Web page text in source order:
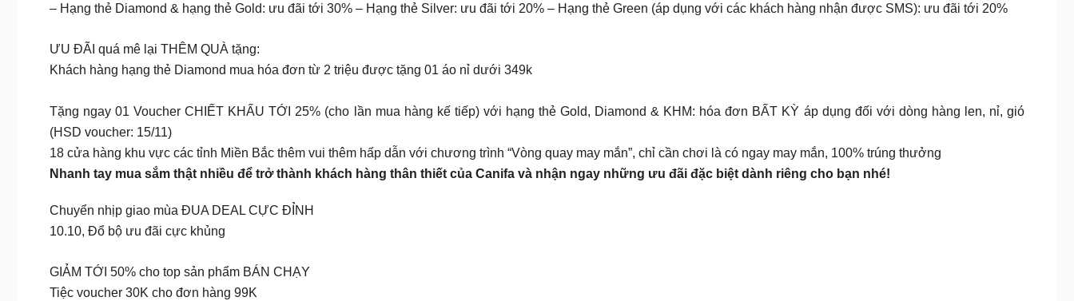
– Hạng thẻ Diamond & hạng thẻ Gold: ưu đãi tới 30% – Hạng thẻ Silver: ưu đãi tới 20% – Hạng thẻ Green (áp dụng với các khách hàng nhận được SMS): ưu đãi tới 20%
ƯU ĐÃI quá mê lại THÊM QUÀ tặng:
Khách hàng hạng thẻ Diamond mua hóa đơn từ 2 triệu được tặng 01 áo nỉ dưới 349k
Tặng ngay 01 Voucher CHIẾT KHẤU TỚI 25% (cho lần mua hàng kế tiếp) với hạng thẻ Gold, Diamond & KHM: hóa đơn BẤT KỲ áp dụng đối với dòng hàng len, nỉ, gió
(HSD voucher: 15/11)
18 cửa hàng khu vực các tỉnh Miền Bắc thêm vui thêm hấp dẫn với chương trình “Vòng quay may mắn”, chỉ cần chơi là có ngay may mắn, 100% trúng thưởng
Nhanh tay mua sắm thật nhiều để trở thành khách hàng thân thiết của Canifa và nhận ngay những ưu đãi đặc biệt dành riêng cho bạn nhé!
Chuyển nhịp giao mùa ĐUA DEAL CỰC ĐỈNH
10.10, Đổ bộ ưu đãi cực khủng
GIẢM TỚI 50% cho top sản phẩm BÁN CHẠY
Tiệc voucher 30K cho đơn hàng 99K